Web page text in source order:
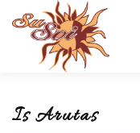
contenuto
Is Arutas